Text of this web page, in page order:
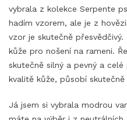
vybrala z kolekce Serpente
hadím vzorem, ale je z
vzor je skutečně
kůže pro nošení na rameni.
skutečně silný a pevný a
kvalitě kůže, působí
Já jsem si vybrala modrou